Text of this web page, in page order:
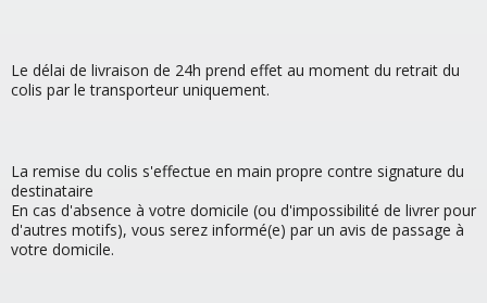
Le délai de livraison de 24h prend effet au moment du retrait du
colis par le transporteur uniquement.
La remise du colis s'effectue en main propre contre signature du
destinataire
En cas d'absence à votre domicile (ou d'impossibilité de livrer pour
d'autres motifs), vous serez informé(e) par un avis de passage à
votre domicile.